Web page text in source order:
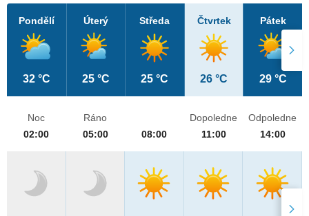
Pondělí
32 °C
Úterý
25 °C
Středa
25 °C
Čtvrtek
26 °C
Pátek
29 °C
Noc
02:00
Ráno
05:00
08:00
Dopoledne
11:00
Odpoledne
14:00